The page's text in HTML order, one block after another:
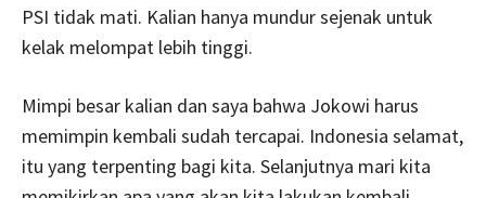
PSI tidak mati. Kalian hanya mundur sejenak untuk
kelak melompat lebih tinggi.
Mimpi besar kalian dan saya bahwa Jokowi harus
memimpin kembali sudah tercapai. Indonesia selamat,
itu yang terpenting bagi kita. Selanjutnya mari kita